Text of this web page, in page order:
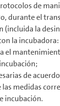
de
durante el
(incluida la
la
el
de
las medidas
incubación.